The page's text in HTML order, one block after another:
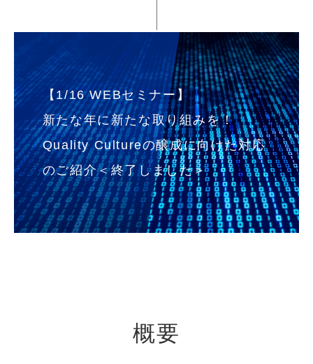
【1/16 WEBセミナー】
新たな年に新たな取り組みを！
Quality Cultureの醸成に向けた対応
のご紹介＜終了しました＞
概要